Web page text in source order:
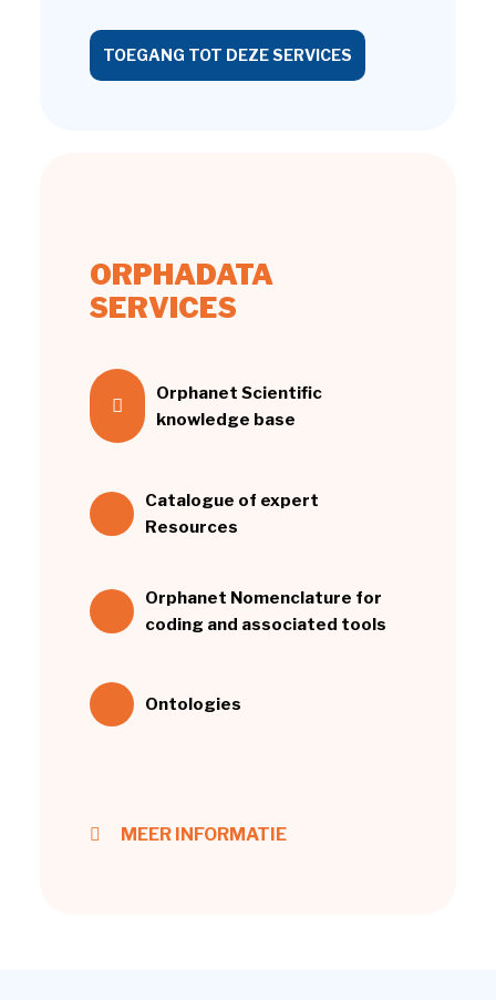
TOEGANG TOT DEZE SERVICES
ORPHADATA
SERVICES
Orphanet Scientific
knowledge base
Catalogue of expert
Resources
Orphanet Nomenclature for
coding and associated tools
Ontologies
MEER INFORMATIE